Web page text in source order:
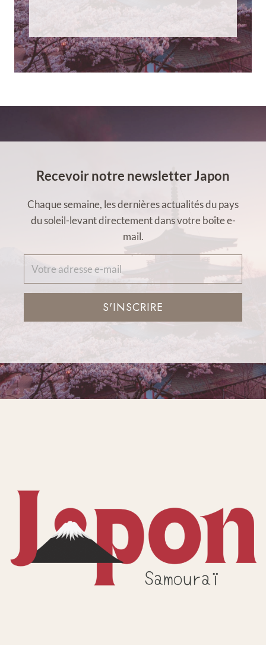
Recevoir notre newsletter Japon
Chaque semaine, les dernières actualités du pays
du soleil-levant directement dans votre boîte e-
mail.
S'INSCRIRE